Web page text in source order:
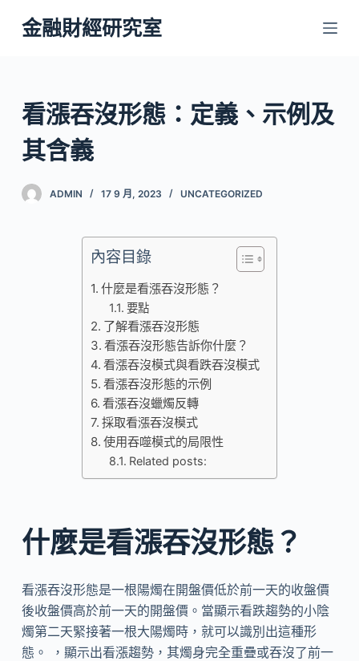
跳
至
內
容
金融財經研究室
看漲吞沒形態：定義、示例及
其含義
ADMIN 17 9 月, 2023 UNCATEGORIZED
內容目錄
什麼是看漲吞沒形態？
要點
了解看漲吞沒形態
看漲吞沒形態告訴你什麼？
看漲吞沒模式與看跌吞沒模式
看漲吞沒形態的示例
看漲吞沒蠟燭反轉
採取看漲吞沒模式
使用吞噬模式的局限性
Related posts:
什麼是看漲吞沒形態？
看漲吞沒形態是一根陽燭在開盤價低於前一天的收盤價
後收盤價高於前一天的開盤價。當顯示看跌趨勢的小陰
燭第二天緊接著一根大陽燭時，就可以識別出這種形
態。 ，顯示出看漲趨勢，其燭身完全重疊或吞沒了前一